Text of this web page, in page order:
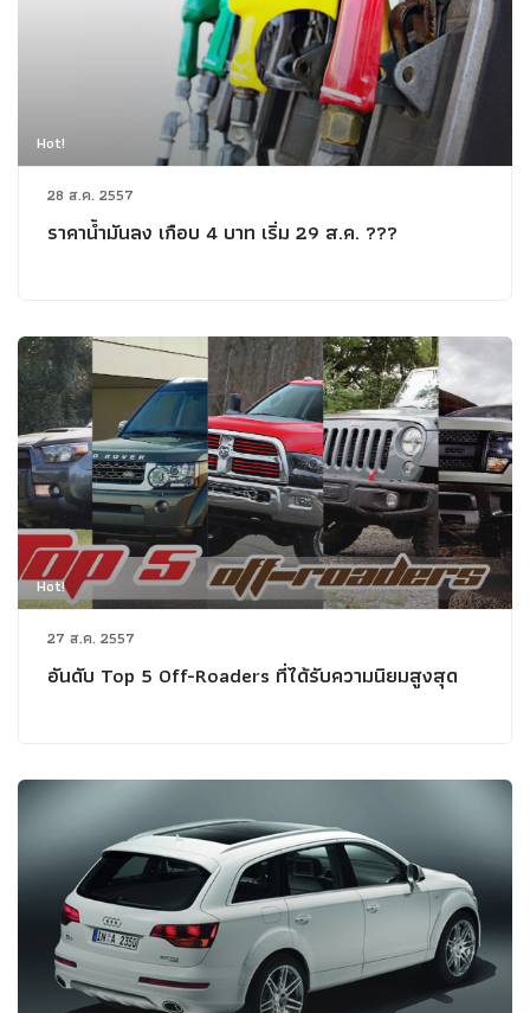
Hot!
28 ส.ค. 2557
ราคาน้ำมันลง เกือบ 4 บาท เริ่ม 29 ส.ค. ???
Hot!
27 ส.ค. 2557
อันดับ Top 5 Off-Roaders ที่ได้รับความนิยมสูงสุด